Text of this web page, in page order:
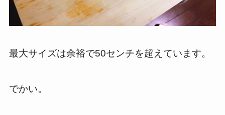
最大サイズは余裕で50センチを超えています。
でかい。